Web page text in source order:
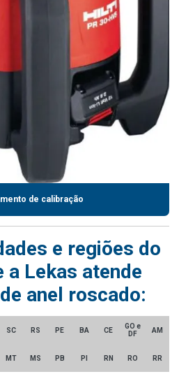
de calibração
e regiões do
a Lekas atende
anel roscado:
SC RS PE BA CE
GO e
DF
AM
MT MS PB PI RN RO RR